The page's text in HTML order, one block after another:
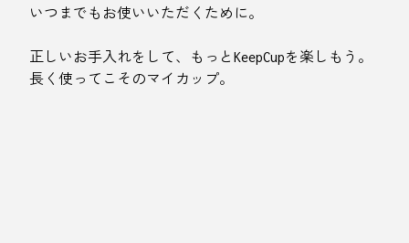
いつまでもお使いいただくために。
正しいお手入れをして、もっとKeepCupを楽しもう。
長く使ってこそのマイカップ。